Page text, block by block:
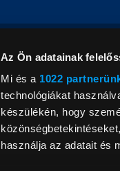
Az Ön adatainak
Mi és a 1022
technológiákat
készülékén, hogy
használja az adatait és